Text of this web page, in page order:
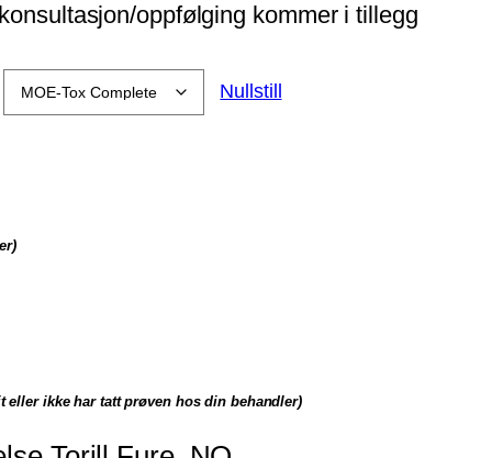
oppfølging kommer i tillegg
Nullstill
eller ikke har tatt prøven hos din behandler)